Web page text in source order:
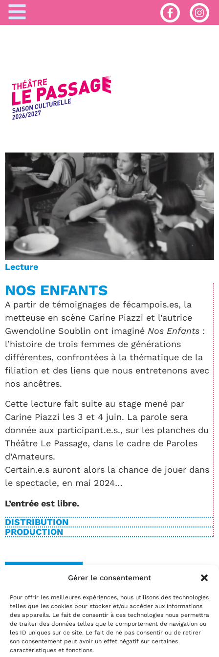
Gérer le consentement
Pour offrir les meilleures expériences, nous utilisons des technologies
telles que les cookies pour stocker et/ou accéder aux informations
des appareils. Le fait de consentir à ces technologies nous permettra
de traiter des données telles que le comportement de navigation ou
les ID uniques sur ce site. Le fait de ne pas consentir ou de retirer
son consentement peut avoir un effet négatif sur certaines
caractéristiques et fonctions.
Lecture
NOS ENFANTS
A partir de témoignages de fécampois.es, la
metteuse en scène Carine Piazzi et l’autrice
Gwendoline Soublin ont imaginé Nos Enfants :
l’histoire de trois femmes de générations
différentes, confrontées à la thématique de la
filiation et des liens que nous entretenons avec
nos ancêtres.
Cette lecture fait suite au stage mené par
Carine Piazzi les 3 et 4 juin. La parole sera
donnée aux participant.e.s., sur les planches du
Théâtre Le Passage, dans le cadre de Paroles
d’Amateurs.
Certain.e.s auront alors la chance de jouer dans
le spectacle, en mai 2024…
L’entrée est libre.
DISTRIBUTION
PRODUCTION
vendredi 09 juin 2023 | 00:00
Réservez
par téléphone au02.35.29.22.81
par mailinfo@theatrelepassage.fr